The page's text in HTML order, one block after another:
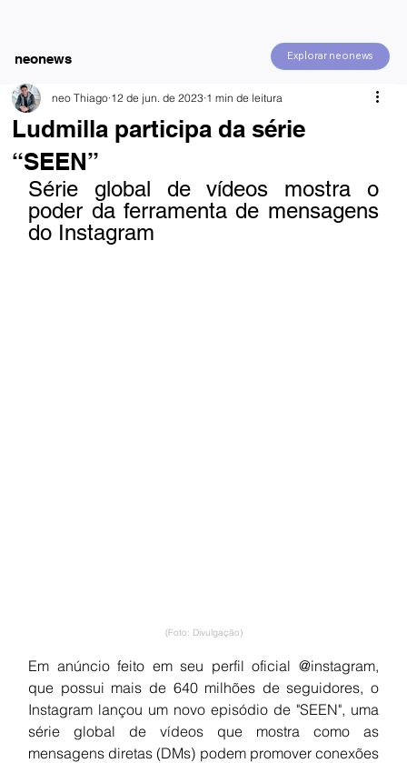
Explorar neonews
neonews
Ludmilla participa da série
“SEEN”
neo Thiago 12 de jun. de 2023 1 min de leitura
Série global de vídeos mostra o
poder da ferramenta de mensagens
do Instagram
(Foto: Divulgação)
Em anúncio feito em seu perfil oficial @instagram,
que possui mais de 640 milhões de seguidores, o
Instagram lançou um novo episódio de "SEEN", uma
série global de vídeos que mostra como as
mensagens diretas (DMs) podem promover conexões